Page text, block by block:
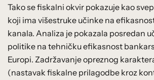
Tako se fiskalni okvir pokazuje kao
koji ima višestruke učinke na
kanala. Analiza je pokazala posredan
politike na tehničku efikasnost
Europi. Zadržavanje opreznog
(nastavak fiskalne prilagodbe kroz